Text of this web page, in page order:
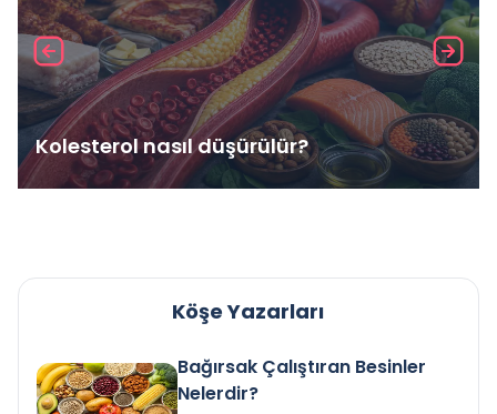
Kolesterol nasıl düşürülür?
Köşe Yazarları
Bağırsak Çalıştıran Besinler
Nelerdir?